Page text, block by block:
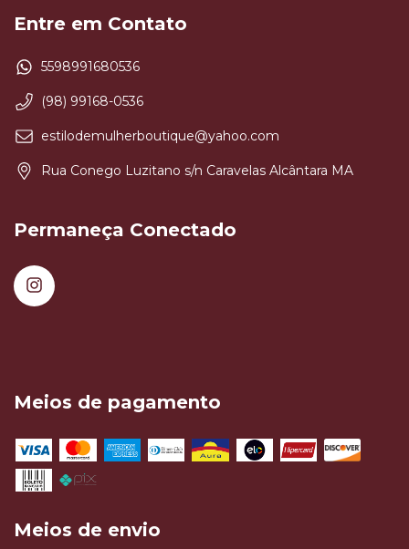
Entre em Contato
5598991680536
(98) 99168-0536
estilodemulherboutique@yahoo.com
Rua Conego Luzitano s/n Caravelas Alcântara MA
Permaneça Conectado
Meios de pagamento
Meios de envio